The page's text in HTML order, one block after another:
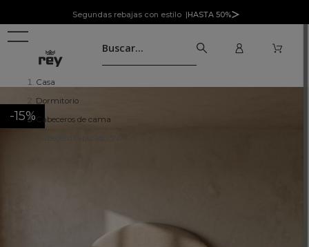
Segundas rebajas con estilo |HASTA 50%
Casa
Dormitorio
Cabeceros de cama
-15%